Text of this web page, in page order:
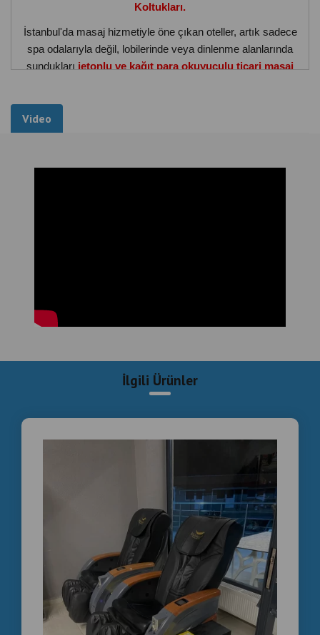
Koltukları.
İstanbul'da masaj hizmetiyle öne çıkan oteller, artık sadece
spa odalarıyla değil, lobilerinde veya dinlenme alanlarında
sundukları jetonlu ve kağıt para okuyuculu ticari masaj
Hem misafir memnuniyetini artırmak hem de otel gelirlerine
yeni bir kaynak eklemek isteyen işletmeler için
deneyimini artıracak yenilikçi çözümler arıyor. İşte bu
noktadaticari masaj koltukları, hem konfor hem de pasif
Masaj Koltuğu Neden Otelinizde Olmalı?
Jetonlu ve kağıt para okuyuculu ticari masaj koltukları
özellikle lobi, bekleme salonu veya SPA alanı gibi
Hem yerli hem yabancı konuklar, uzun yolculuklardan
sonra birkaç dakikalık bir rahatlama arar. Bu cihazlar tam
da bu ihtiyaca hitap ederken, oteliniz için ek gelir kapısı
olur.
Satın Alma veya Kiralama Seçeneği
İstanbul’daki otellere özel sunduğumuz ticari masaj
koltuğu çözümleri, hem satın alma hem de kiralama
modelleriyle sunulmaktadır.
Kiralamada hiçbir yatırım maliyeti olmadan cihazı otelinize
Video
İlgili Ürünler